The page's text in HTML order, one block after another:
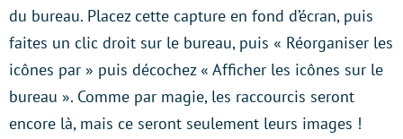
du bureau. Placez cette capture en fond d’écran, puis
faites un clic droit sur le bureau, puis « Réorganiser les
icônes par » puis décochez « Afficher les icônes sur le
bureau ». Comme par magie, les raccourcis seront
encore là, mais ce seront seulement leurs images !